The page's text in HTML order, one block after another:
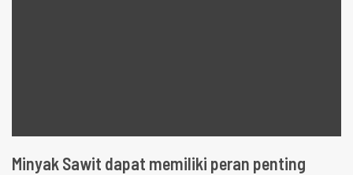
Minyak Sawit dapat memiliki peran penting